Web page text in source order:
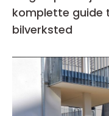
komplette guide
bilverksted